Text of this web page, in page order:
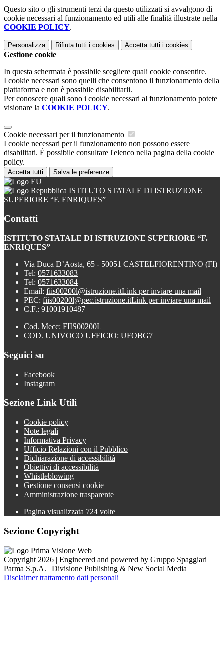
Questo sito o gli strumenti terzi da questo utilizzati si avvalgono di
cookie necessari al funzionamento ed utili alle finalità illustrate nella
COOKIE POLICY.
Personalizza Rifiuta tutti i cookies Accetta tutti i cookies
Gestione cookie
In questa schermata è possibile scegliere quali cookie consentire.
I cookie necessari sono quelli che consentono il funzionamento della
piattaforma e non è possibile disabilitarli.
Per conoscere quali sono i cookie necessari al funzionamento potete
visionare la COOKIE POLICY.
Cookie necessari per il funzionamento
I cookie necessari per il funzionamento non possono essere
disabilitati. È possibile consultare l'elenco nella pagina della cookie
policy.
Accetta tutti Salva le preferenze
ISTITUTO STATALE DI ISTRUZIONE
SUPERIORE “F. ENRIQUES”
Contatti
ISTITUTO STATALE DI ISTRUZIONE SUPERIORE “F.
ENRIQUES”
Via Duca D’Aosta, 65 - 50051 CASTELFIORENTINO (FI)
Tel: 0571633083
Tel: 0571633084
Email: fiis00200l@istruzione.itLink per inviare una mail
PEC: fiis00200l@pec.istruzione.itLink per inviare una mail
C.F.: 91001910487
Cod. Mecc: FIIS00200L
COD. UNIVOCO UFFICIO: UFOBG7
Seguici su
Facebook
Instagram
Sezione Link Utili
Cookie policy
Note legali
Informativa Privacy
Ufficio Relazioni con il Pubblico
Dichiarazione di accessibilità
Obiettivi di accessibilità
Whistleblowing
Gestione consensi cookie
Amministrazione trasparente
Pagina visualizzata 724 volte
Sezione Copyright
Copyright 2026 | Engineered and powered by Gruppo Spaggiari
Parma S.p.A. | Divisione Publishing & New Social Media
Disclaimer trattamento dati personali